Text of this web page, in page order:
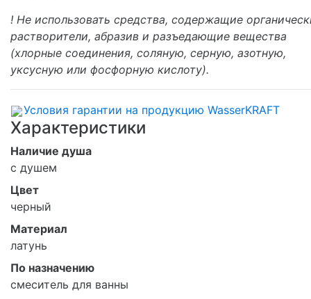
! Не использовать средства, содержащие
растворители, абразив и разъедающие вещества
(хлорные соединения, соляную, серную, азотную,
уксусную или фосфорную кислоту).
Условия гарантии на продукцию WasserKRAFT
Характеристики
Наличие душа
с душем
Цвет
черный
Материал
латунь
По назначению
смеситель для ванны